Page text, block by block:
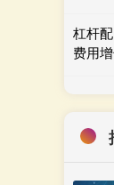
杠杆
费用